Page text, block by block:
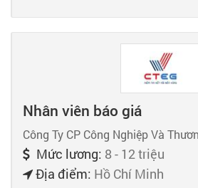
Nhân viên báo giá
Công Ty CP Công Nghiệp Và
Mức lương: 8 - 12 triệu
Địa điểm: Hồ Chí Minh